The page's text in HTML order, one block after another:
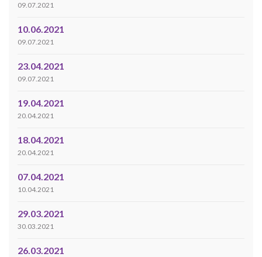
09.07.2021
10.06.2021
09.07.2021
23.04.2021
09.07.2021
19.04.2021
20.04.2021
18.04.2021
20.04.2021
07.04.2021
10.04.2021
29.03.2021
30.03.2021
26.03.2021